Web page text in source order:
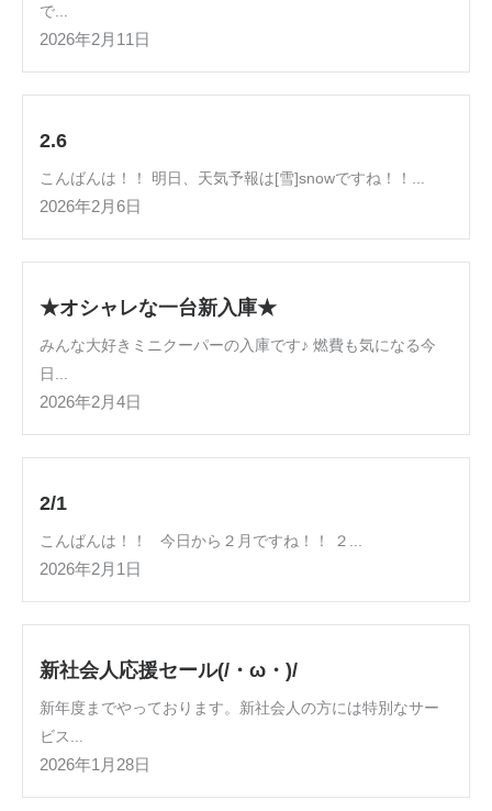
で...
2026年2月11日
2.6
こんばんは！！ 明日、天気予報は[雪]snowですね！！...
2026年2月6日
★オシャレな一台新入庫★
みんな大好きミニクーパーの入庫です♪ 燃費も気になる今
日...
2026年2月4日
2/1
こんばんは！！ 今日から２月ですね！！ ２...
2026年2月1日
新社会人応援セール(/・ω・)/
新年度までやっております。新社会人の方には特別なサー
ビス...
2026年1月28日